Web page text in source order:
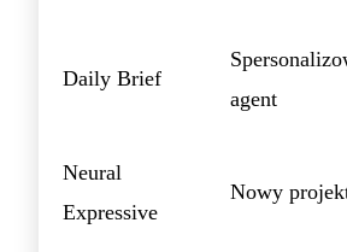
Daily Brief
agent
Neural
Expressive
Nowy